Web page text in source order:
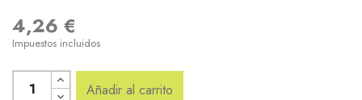
4,26 €
Impuestos incluidos
Añadir al carrito